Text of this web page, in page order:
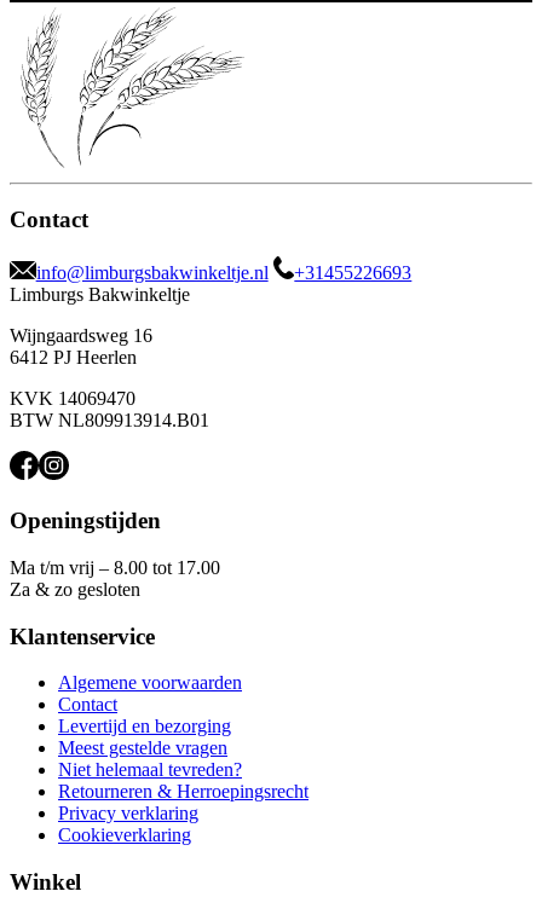
Contact
info@limburgsbakwinkeltje.nl
+31455226693
Limburgs Bakwinkeltje
Wijngaardsweg 16
6412 PJ Heerlen
KVK 14069470
BTW NL809913914.B01
Openingstijden
Ma t/m vrij – 8.00 tot 17.00
Za & zo gesloten
Klantenservice
Algemene voorwaarden
Contact
Levertijd en bezorging
Meest gestelde vragen
Niet helemaal tevreden?
Retourneren & Herroepingsrecht
Privacy verklaring
Cookieverklaring
Winkel